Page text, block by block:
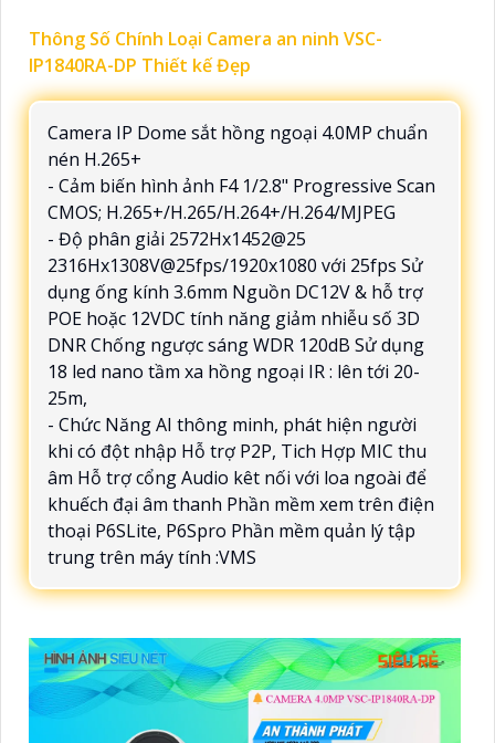
Thông Số Chính Loại Camera an ninh VSC-
IP1840RA-DP Thiết kế Đẹp
Camera IP Dome sắt hồng ngoại 4.0MP chuẩn
nén H.265+
- Cảm biến hình ảnh F4 1/2.8" Progressive Scan
CMOS; H.265+/H.265/H.264+/H.264/MJPEG
- Độ phân giải 2572Hx1452@25
2316Hx1308V@25fps/1920x1080 với 25fps Sử
dụng ống kính 3.6mm Nguồn DC12V & hỗ trợ
POE hoặc 12VDC tính năng giảm nhiễu số 3D
DNR Chống ngược sáng WDR 120dB Sử dụng
18 led nano tầm xa hồng ngoại IR : lên tới 20-
25m,
- Chức Năng AI thông minh, phát hiện người
khi có đột nhập Hỗ trợ P2P, Tich Hợp MIC thu
âm Hỗ trợ cổng Audio kêt nối với loa ngoài để
khuếch đại âm thanh Phần mềm xem trên điện
thoại P6SLite, P6Spro Phần mềm quản lý tập
trung trên máy tính :VMS